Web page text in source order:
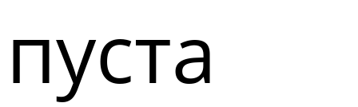
пуста